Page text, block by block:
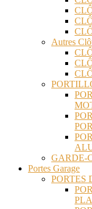
Autres
GARDE-
Portes Garage
PORTES